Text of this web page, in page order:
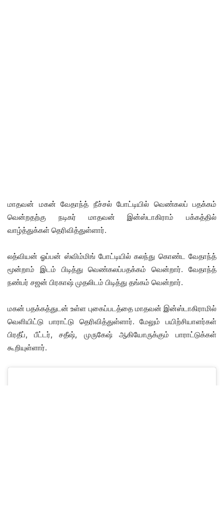
மாதவன் மகன் வேதாந்த் நீச்சல் போட்டியில் வெண்கலப் பதக்கம்
வென்றதற்கு நடிகர் மாதவன் இன்ஸ்டாகிராம் பக்கத்தில்
வாழ்த்துக்கள் தெரிவித்துள்ளார்.
லத்வியன் ஓப்பன் ஸ்விம்மிங் போட்டியில் கலந்து கொண்ட வேதாந்த்
மூன்றாம் இடம் பிடித்து வெண்கலப்பதக்கம் வென்றார். வேதாந்த்
நண்பர் சஜன் பிரகாஷ் முதலிடம் பிடித்து தங்கம் வென்றார்.
மகன் பதக்கத்துடன் உள்ள புகைப்படத்தை மாதவன் இன்ஸ்டாகிராமில்
வெளியிட்டு பாராட்டு தெரிவித்துள்ளார். மேலும் பயிற்சியாளர்கள்
பிரதீப், பீட்டர், சதீஷ், முருகேஷ் ஆகியோருக்கும் பாராட்டுக்கள்
கூறியுள்ளார்.